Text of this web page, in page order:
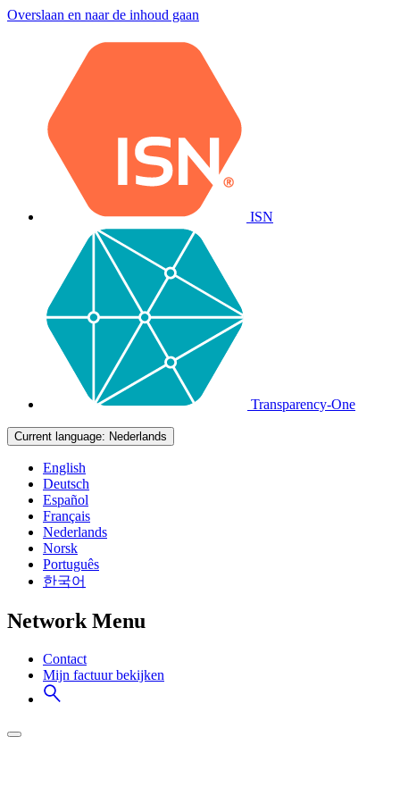
Overslaan en naar de inhoud gaan
ISN
Transparency-One
Current language: Nederlands
English
Deutsch
Español
Français
Nederlands
Norsk
Português
한국어
Network Menu
Contact
Mijn factuur bekijken